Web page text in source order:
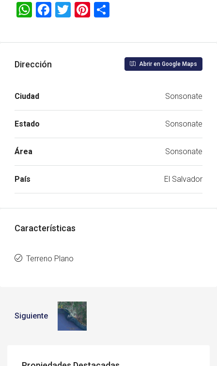
WhatsApp
Facebook
TwitterPinterest
Dirección Abrir en Google Maps
Ciudad Sonsonate
Estado Sonsonate
Área Sonsonate
País El Salvador
Características
Terreno Plano
Siguiente